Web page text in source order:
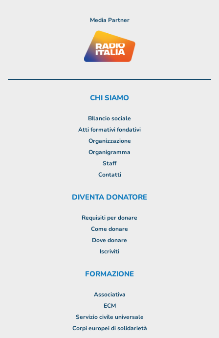
Media Partner
CHI SIAMO
BIlancio sociale
Atti formativi fondativi
Organizzazione
Organigramma
Staff
Contatti
DIVENTA DONATORE
Requisiti per donare
Come donare
Dove donare
Iscriviti
FORMAZIONE
Associativa
ECM
Servizio civile universale
Corpi europei di solidarietà